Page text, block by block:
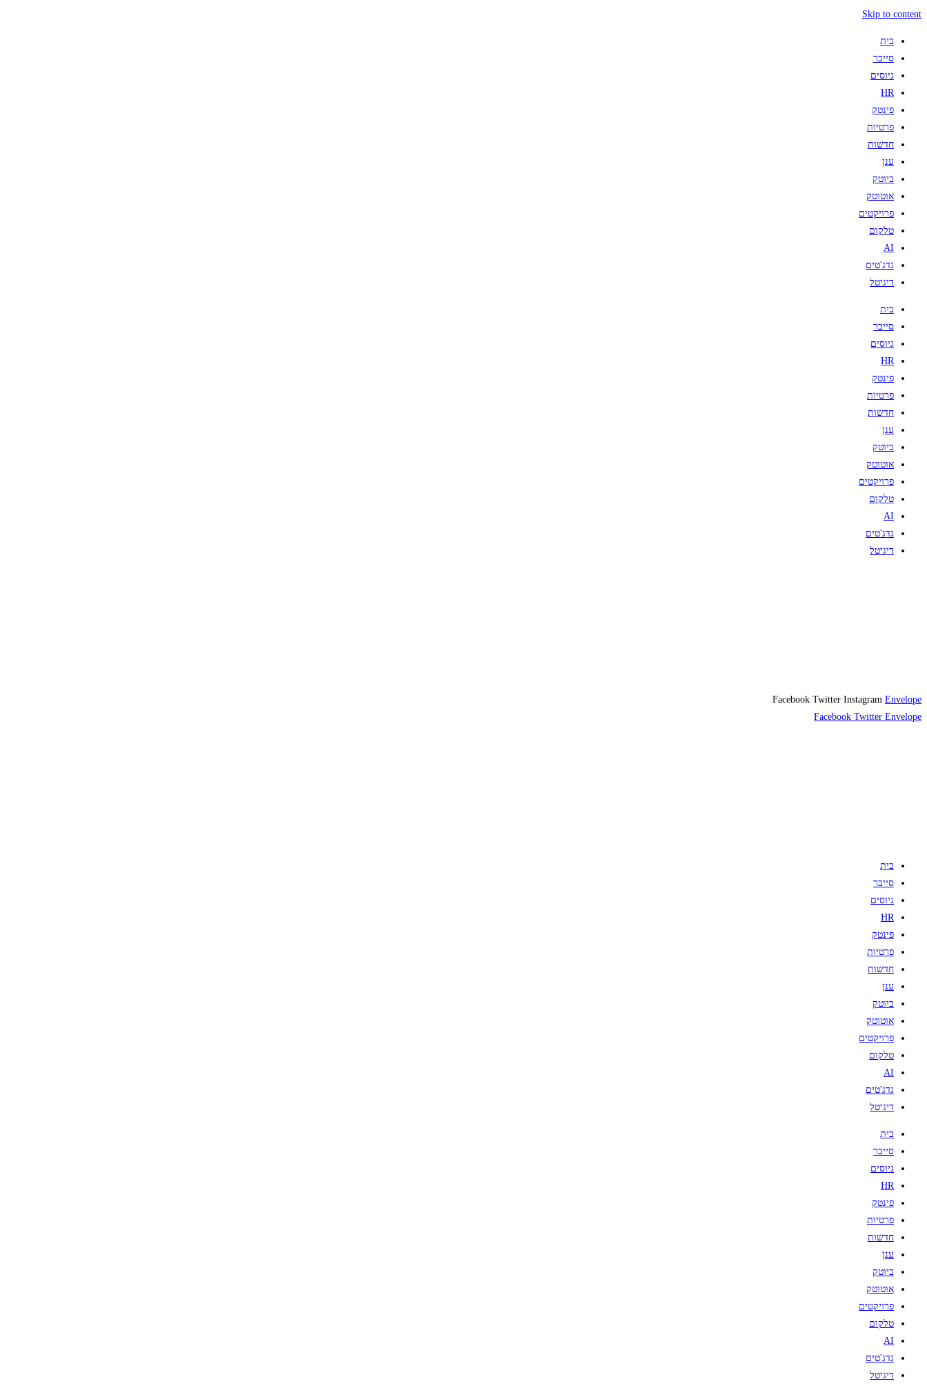
Skip to content
בית
סייבר
גיוסים
HR
פינטק
פרטיות
חדשות
ענן
ביוטק
אוטוטק
פרויקטים
טלקום
AI
גדג'טים
דיגיטל
בית
סייבר
גיוסים
HR
פינטק
פרטיות
חדשות
ענן
ביוטק
אוטוטק
פרויקטים
טלקום
AI
גדג'טים
דיגיטל
Facebook Twitter Instagram Envelope
Facebook Twitter Envelope
בית
סייבר
גיוסים
HR
פינטק
פרטיות
חדשות
ענן
ביוטק
אוטוטק
פרויקטים
טלקום
AI
גדג'טים
דיגיטל
בית
סייבר
גיוסים
HR
פינטק
פרטיות
חדשות
ענן
ביוטק
אוטוטק
פרויקטים
טלקום
AI
גדג'טים
דיגיטל